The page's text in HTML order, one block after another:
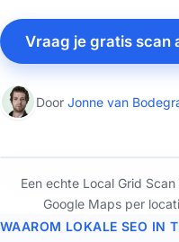
Vraag je gratis scan
Door Jonne van
Zonder
Een echte Local Grid
Google Maps per
WAAROM LOKALE SEO IN